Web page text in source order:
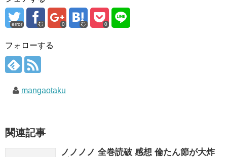
error 0 0
フォローする
mangaotaku
関連記事
ノノノノ 全巻読破 感想 倫たん節が大炸